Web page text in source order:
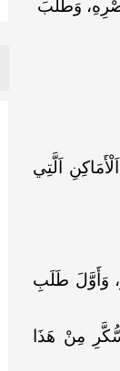
وَطَلَبَ
اَلَّتِي
وَأَوَّلَ طَلَبِ
مِنْ هَذَا